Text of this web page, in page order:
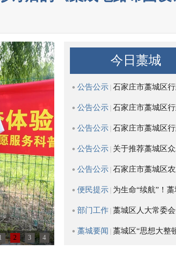
藁城区第八中学开展非遗研学活动
2 3 4
今日藁城
公告公示 石家庄市藁城区
公告公示 石家庄市藁城区
公告公示 石家庄市藁城区
公告公示 关于推荐藁城区
公告公示 石家庄市藁城区
便民提示 为生命“续航”！
部门工作 藁城区人大常委
藁城要闻 藁城区“思想大整